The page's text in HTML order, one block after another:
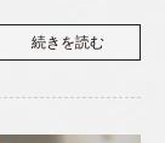
続きを読む